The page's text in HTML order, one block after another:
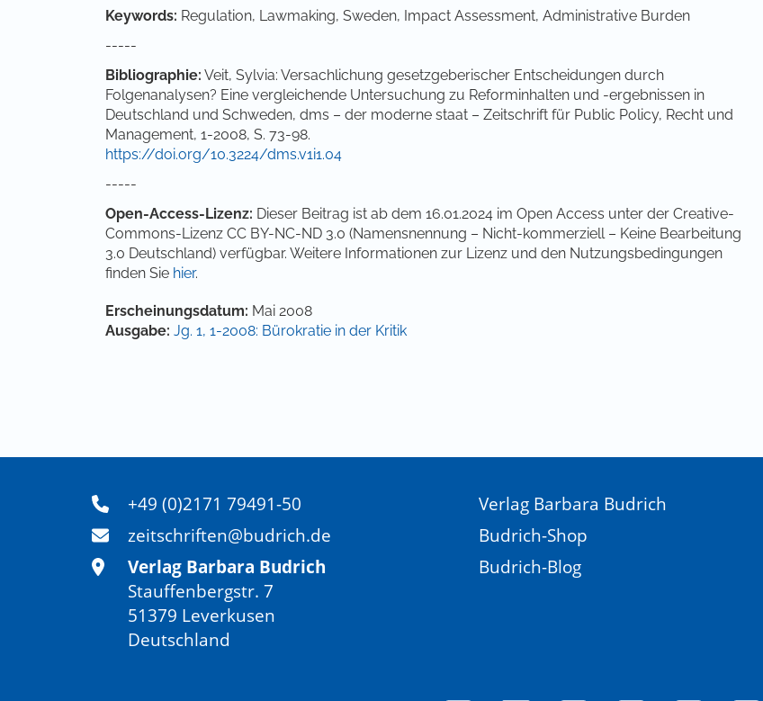
Keywords: Regulation, Lawmaking, Sweden, Impact Assessment, Administrative Burden
-----
Bibliographie: Veit, Sylvia: Versachlichung gesetzgeberischer Entscheidungen durch
Folgenanalysen? Eine vergleichende Untersuchung zu Reforminhalten und -ergebnissen in
Deutschland und Schweden, dms – der moderne staat – Zeitschrift für Public Policy, Recht und
Management, 1-2008, S. 73-98.
https://doi.org/10.3224/dms.v1i1.04
-----
Open-Access-Lizenz: Dieser Beitrag ist ab dem 16.01.2024 im Open Access unter der Creative-
Commons-Lizenz CC BY-NC-ND 3.0 (Namensnennung – Nicht-kommerziell – Keine Bearbeitung
3.0 Deutschland) verfügbar. Weitere Informationen zur Lizenz und den Nutzungsbedingungen
finden Sie hier.
Artikel-Details
Erscheinungsdatum: Mai 2008
Ausgabe: Jg. 1, 1-2008: Bürokratie in der Kritik
+49 (0)2171 79491-50
zeitschriften@budrich.de
Verlag Barbara Budrich
Stauffenbergstr. 7
51379 Leverkusen
Deutschland
Verlag Barbara Budrich
Budrich-Shop
Budrich-Blog